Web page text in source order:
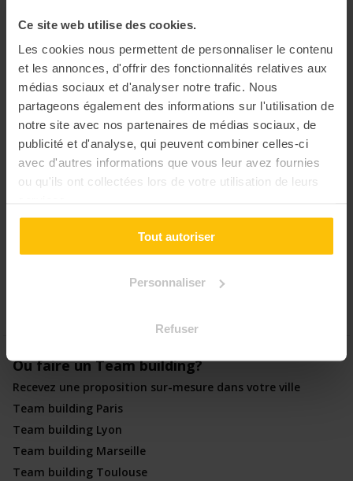
Ce site web utilise des cookies.
Les cookies nous permettent de personnaliser le contenu
et les annonces, d'offrir des fonctionnalités relatives aux
médias sociaux et d'analyser notre trafic. Nous
partageons également des informations sur l'utilisation de
notre site avec nos partenaires de médias sociaux, de
publicité et d'analyse, qui peuvent combiner celles-ci
avec d'autres informations que vous leur avez fournies
ou qu'ils ont collectées lors de votre utilisation de leurs
Tout autoriser
Personnaliser
Refuser
réussir votre démarche RSE
En ligne
En ligne
Les pages les plus visitées
Team building
Team building en plein air
Team building en ligne
Team building Murder Party
Ou faire un Team building?
Recevez une proposition sur-mesure dans votre ville
Team building Paris
Team building Lyon
Team building Marseille
Team building Toulouse